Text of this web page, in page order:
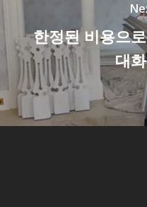
한정된 비용으
대